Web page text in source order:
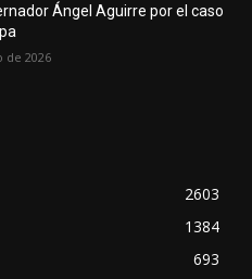
Ángel Aguirre por el caso
de 2026
2603
1384
693